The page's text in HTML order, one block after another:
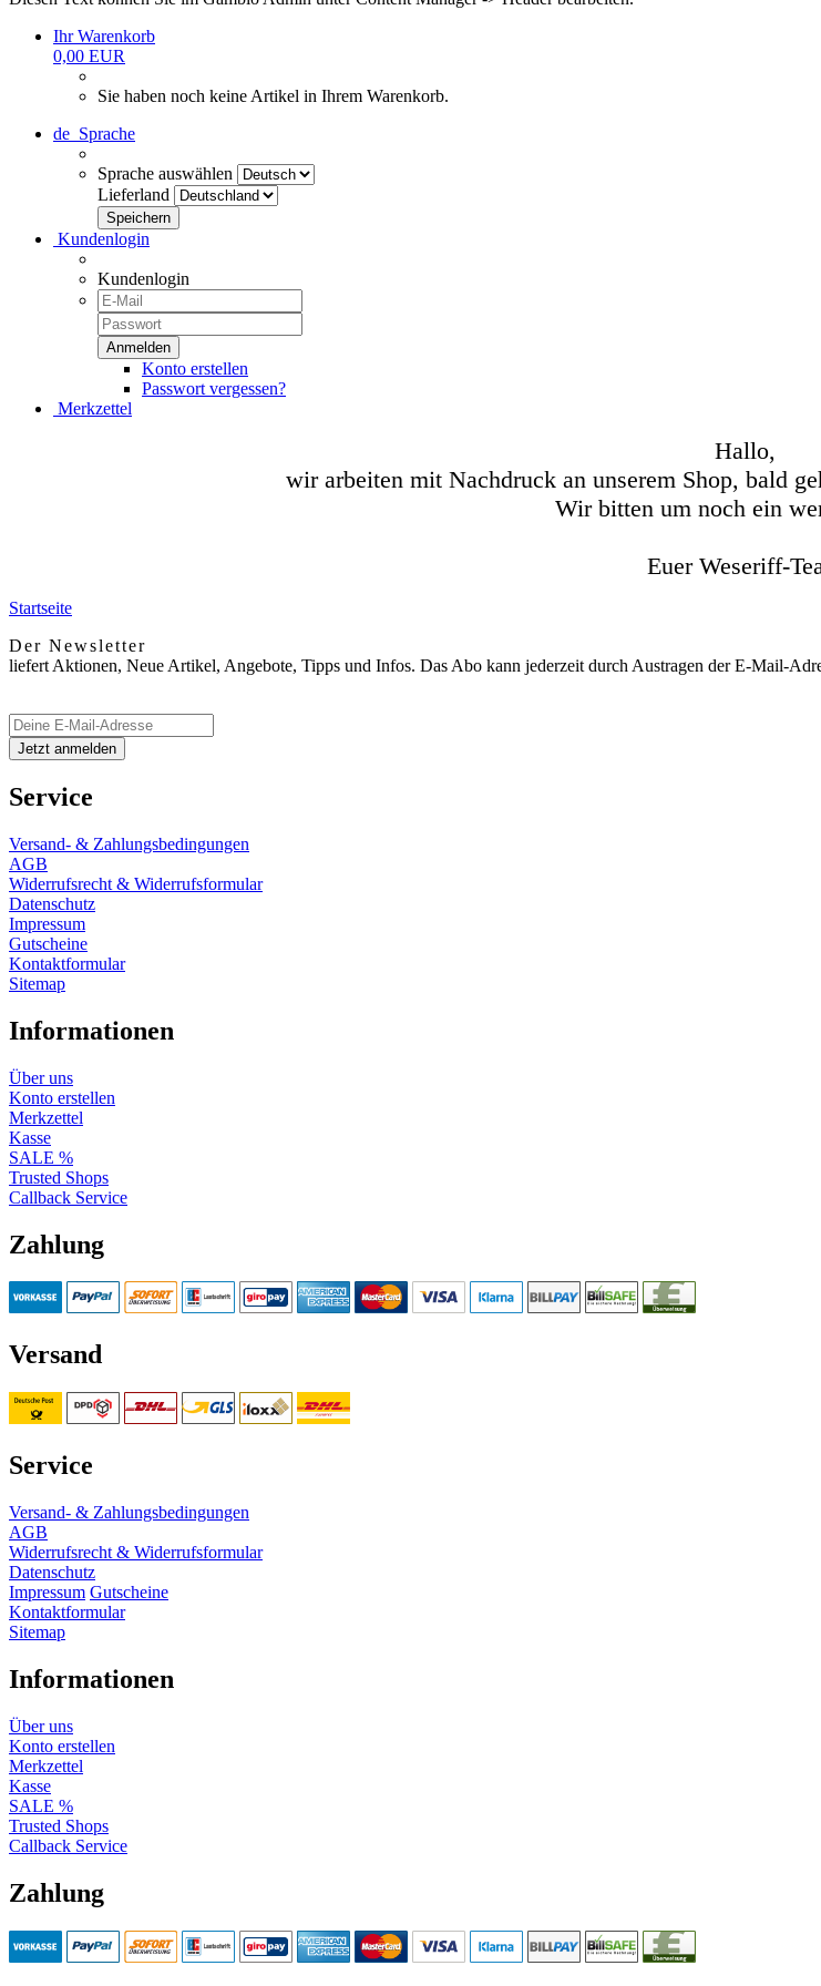
Ihr Warenkorb
0,00 EUR
Sie haben noch keine Artikel in Ihrem Warenkorb.
de Sprache
Sprache auswählen
Lieferland
Kundenlogin
Kundenlogin
Konto erstellen
Passwort vergessen?
Merkzettel
Hallo,
wir arbeiten mit Nachdruck an unserem Shop, bald
Wir bitten um noch ein
Euer Weseriff-
Startseite
Der Newsletter
liefert Aktionen, Neue Artikel, Angebote, Tipps und Infos. Das Abo kann jederzeit durch Austragen der E-Mail-
Service
Versand- & Zahlungsbedingungen
AGB
Widerrufsrecht & Widerrufsformular
Datenschutz
Impressum
Gutscheine
Kontaktformular
Sitemap
Informationen
Über uns
Konto erstellen
Merkzettel
Kasse
SALE %
Trusted Shops
Callback Service
Zahlung
Versand
Service
Versand- & Zahlungsbedingungen
AGB
Widerrufsrecht & Widerrufsformular
Datenschutz
Impressum Gutscheine
Kontaktformular
Sitemap
Informationen
Über uns
Konto erstellen
Merkzettel
Kasse
SALE %
Trusted Shops
Callback Service
Zahlung